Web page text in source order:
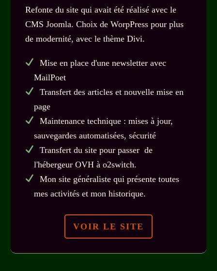
Refonte du site qui avait été réalisé avec le
CMS Joomla. Choix de WorpPress pour plus
de modernité, avec le thème Divi.
Mise en place d'une newsletter avec
MailPoet
Transfert des articles et nouvelle mise en
page
Maintenance technique : mises à jour,
sauvegardes automatisées, sécurité
Transfert du site pour passer de
l'hébergeur OVH à o2switch.
Mon site généraliste qui présente toutes
mes activités et mon historique.
VOIR LE SITE